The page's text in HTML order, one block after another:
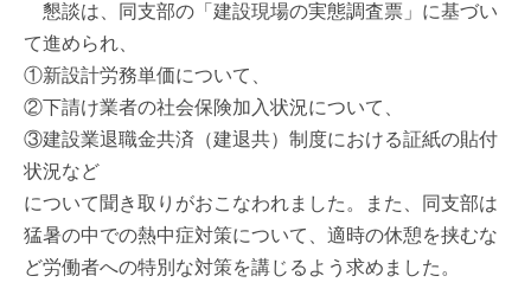
懇談は、同支部の「建設現場の実態調査票」に基づい
て進められ、
①新設計労務単価について、
②下請け業者の社会保険加入状況について、
③建設業退職金共済（建退共）制度における証紙の貼付
状況など
について聞き取りがおこなわれました。また、同支部は
猛暑の中での熱中症対策について、適時の休憩を挟むな
ど労働者への特別な対策を講じるよう求めました。